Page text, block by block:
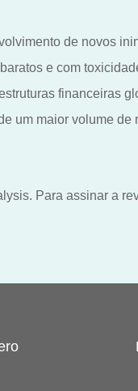
de novos
e com
financeiras
um maior volume de
Para assinar a